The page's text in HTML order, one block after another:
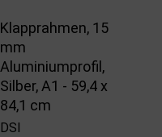
Klapprahmen, 15
mm
Aluminiumprofil,
Silber, A1 - 59,4 x
84,1 cm
DSI